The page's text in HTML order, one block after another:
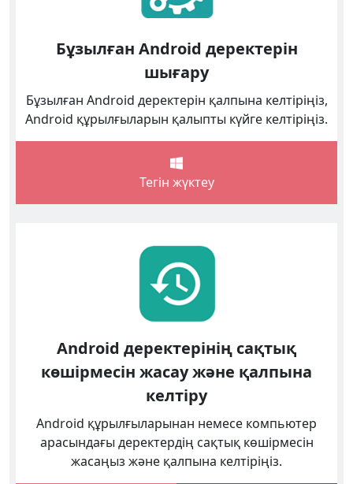
Бұзылған Android деректерін
шығару
Бұзылған Android деректерін қалпына келтіріңіз,
Android құрылғыларын қалыпты күйге келтіріңіз.
Тегін жүктеу
Android деректерінің сақтық
көшірмесін жасау және қалпына
келтіру
Android құрылғыларынан немесе компьютер
арасындағы деректердің сақтық көшірмесін
жасаңыз және қалпына келтіріңіз.